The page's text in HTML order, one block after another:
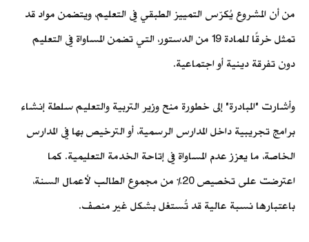
من أن المشروع يُكرّس التمييز الطبقي في التعليم، ويتضمن مواد قد
تمثل خرقًا للمادة 19 من الدستور، التي تضمن المساواة في التعليم
دون تفرقة دينية أو اجتماعية.
وأشارت "المبادرة" إلى خطورة منح وزير التربية والتعليم سلطة إنشاء
برامج تجريبية داخل المدارس الرسمية، أو الترخيص بها في المدارس
الخاصة، ما يعزز عدم المساواة في إتاحة الخدمة التعليمية. كما
اعترضت على تخصيص 20% من مجموع الطالب لأعمال السنة،
باعتبارها نسبة عالية قد تُستغل بشكل غير منصف.